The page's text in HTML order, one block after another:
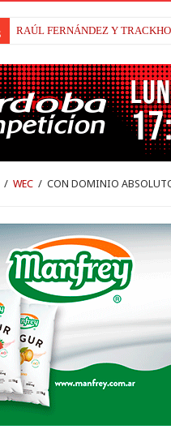
RAÚL FERNÁNDEZ Y
/ WEC / CON DOMINIO ABSOLUTO